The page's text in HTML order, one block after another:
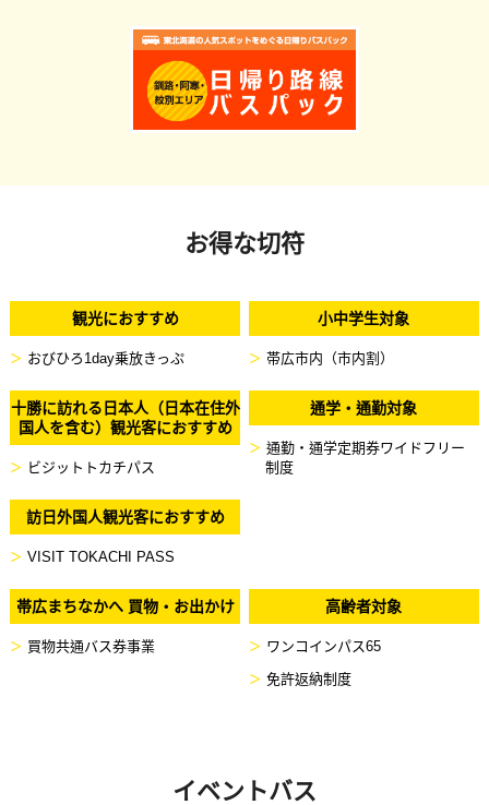
お得な切符
観光におすすめ
おびひろ1day乗放きっぷ
十勝に訪れる日本人（日本在住外
国人を含む）観光客におすすめ
ビジットトカチパス
訪日外国人観光客におすすめ
VISIT TOKACHI PASS
小中学生対象
帯広市内（市内割）
通学・通勤対象
通勤・通学定期券ワイドフリー
制度
帯広まちなかへ 買物・お出かけ
買物共通バス券事業
高齢者対象
ワンコインパス65
免許返納制度
イベントバス